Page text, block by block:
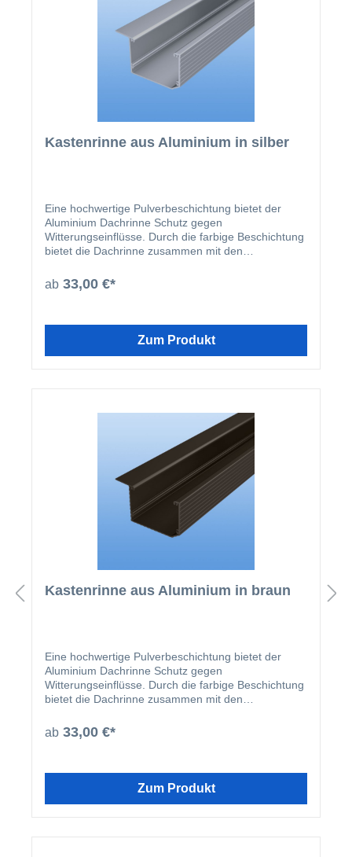
Kastenrinne aus Aluminium in silber
Eine hochwertige Pulverbeschichtung bietet der
Aluminium Dachrinne Schutz gegen
Witterungseinflüsse. Durch die farbige Beschichtung
bietet die Dachrinne zusammen mit den
homogenes Gesamtbild.
ab 33,00 €*
Zum Produkt
Kastenrinne aus Aluminium in braun
Eine hochwertige Pulverbeschichtung bietet der
Aluminium Dachrinne Schutz gegen
Witterungseinflüsse. Durch die farbige Beschichtung
bietet die Dachrinne zusammen mit den
homogenes Gesamtbild.
ab 33,00 €*
Zum Produkt